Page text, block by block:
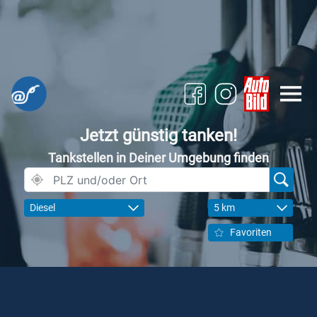
Jetzt günstig tanken!
Tankstellen in Deiner Umgebung finden
Diesel 5 km
Favoriten